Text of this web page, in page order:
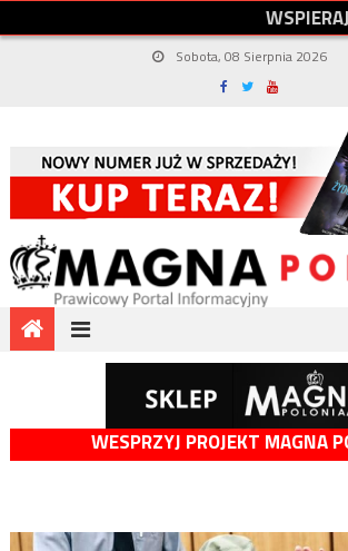
WSPIERAJ
Sobota, 08 Sierpnia 2026
WESPRZYJ PROJEKT MAGNA